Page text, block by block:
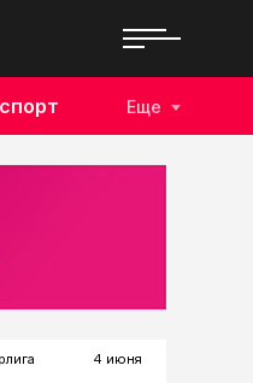
Еще
4 июня